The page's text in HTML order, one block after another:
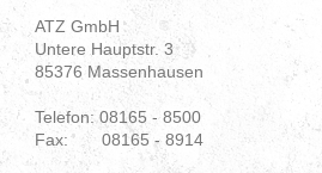
ATZ GmbH
Untere Hauptstr. 3
85376 Massenhausen
Telefon: 08165 - 8500
Fax: 08165 - 8914